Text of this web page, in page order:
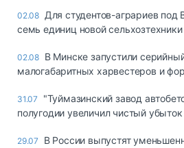
02.08 Для студентов-аграриев
семь единиц новой сельхозтехники
02.08 В Минске запустили
малогабаритных харвестеров и
31.07
"Туймазинский завод
полугодии увеличил чистый
29.07
В России выпустят